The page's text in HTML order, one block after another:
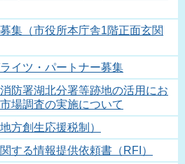
集（市役所本庁舎1階正面玄関
イツ・パートナー募集
防署湖北分署等跡地の活用にお
場調査の実施について
方創生応援税制）
する情報提供依頼書（RFI）